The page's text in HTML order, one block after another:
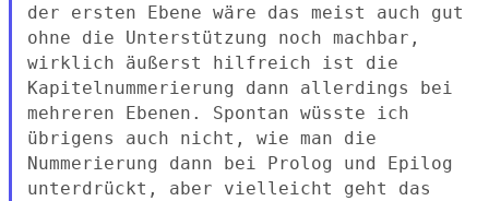
der ersten Ebene wäre das meist auch gut
ohne die Unterstützung noch machbar,
wirklich äußerst hilfreich ist die
Kapitelnummerierung dann allerdings bei
mehreren Ebenen. Spontan wüsste ich
übrigens auch nicht, wie man die
Nummerierung dann bei Prolog und Epilog
unterdrückt, aber vielleicht geht das